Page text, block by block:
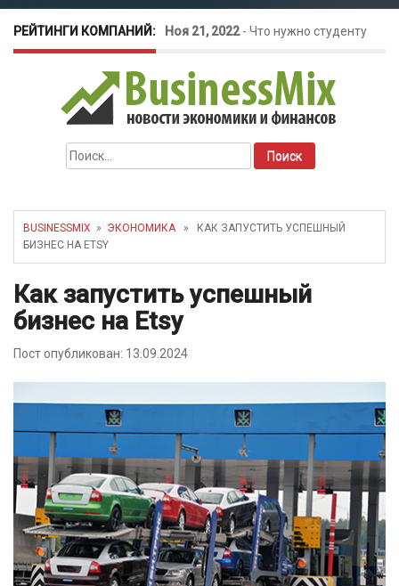
РЕЙТИНГИ КОМПАНИЙ: Ноя 21, 2022- Что нужно студенту
для открытия бизнеса?
Окт 26, 2022-Телефония для
amoCRM: лучшие инструменты для
бизнеса
как защитить свой бизнес?
Найти:
BUSINESSMIX » ЭКОНОМИКА» КАК ЗАПУСТИТЬ УСПЕШНЫЙ
БИЗНЕС НА ETSY
Как запустить успешный
бизнес на Etsy
Пост опубликован: 13.09.2024